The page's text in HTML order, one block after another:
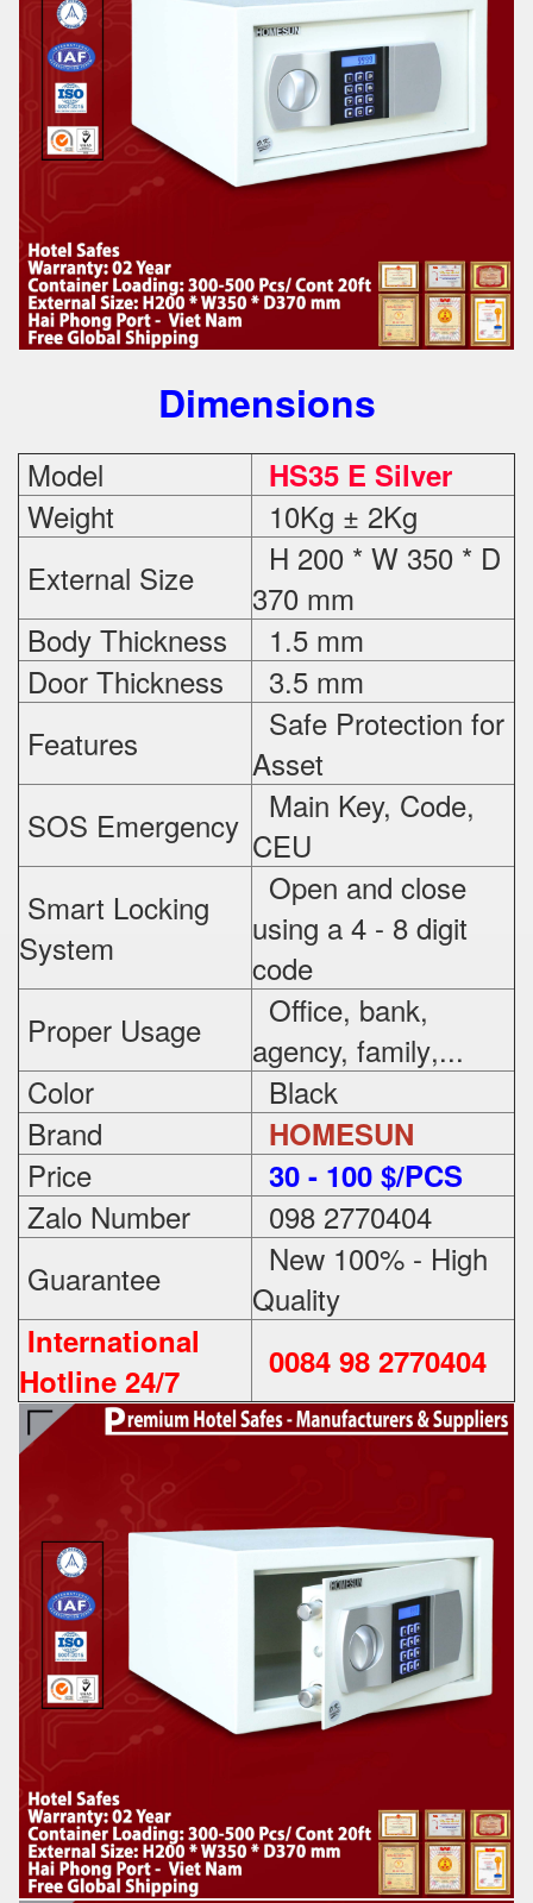
Dimensions
Model HS35 E Silver
Weight
10Kg ± 2Kg
External Size
H 200 * W 350 * D
370 mm
Body Thickness
1.5 mm
Door Thickness
3.5 mm
Features
Safe Protection for
Asset
SOS Emergency
Main Key, Code,
CEU
Smart Locking
System
Open and close
using a 4 - 8 digit
code
Proper Usage
Office, bank,
agency, family,...
Color
Black
Brand
HOMESUN
Price 30 - 100 $/PCS
Zalo Number
098 2770404
Guarantee
New 100% - High
Quality
International
Hotline 24/7
0084 98 2770404